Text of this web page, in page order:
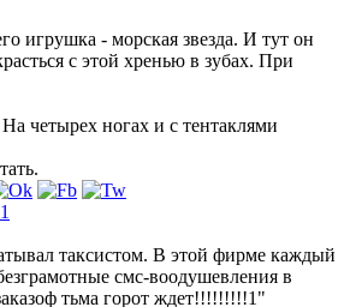
игрушка - морская звезда. И тут он
с этой хренью в зубах. При
четырех ногах и с тентаклями
таксистом. В этой фирме каждый
смс-воодушевления в
тьма горот ждет!!!!!!!!!1"